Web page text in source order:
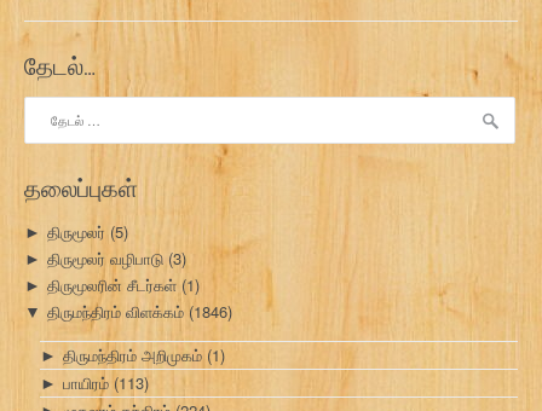
தேடல்…
தேடு:
தலைப்புகள்
► திருமூலர் (5)
► திருமூலர் வழிபாடு (3)
► திருமூலரின் சீடர்கள் (1)
▼ திருமந்திரம் விளக்கம் (1846)
► திருமந்திரம் அறிமுகம் (1)
► பாயிரம் (113)